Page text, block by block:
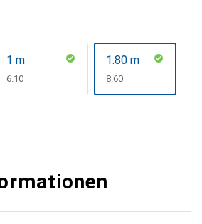
1 m
CHF
6.10
1.80 m
CHF
8.60